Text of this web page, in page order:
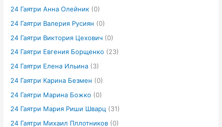
24 Гаятри Анна Олейник (0)
24 Гаятри Валерия Русиян (0)
24 Гаятри Виктория Цехович (0)
24 Гаятри Евгения Борщенко (23)
24 Гаятри Елена Ильина (3)
24 Гаятри Карина Безмен (0)
24 Гаятри Марина Божко (0)
24 Гаятри Мария Риши Шварц (31)
24 Гаятри Михаил Пллотников (0)